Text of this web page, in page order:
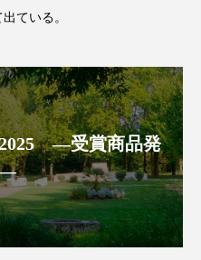
ング サロン戦略
シャネル
スカルプケア
習慣
ストレス スパ
ている。
2025 ―受賞商品発